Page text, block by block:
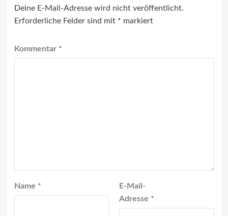
Deine E-Mail-Adresse wird nicht veröffentlicht.
Erforderliche Felder sind mit * markiert
Kommentar *
Name *
E-Mail-
Adresse *